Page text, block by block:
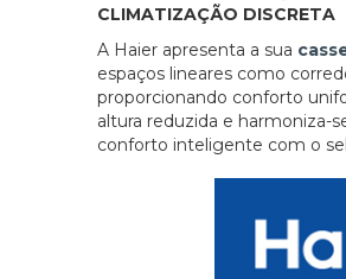
CLIMATIZAÇÃO DISCRETA
A Haier apresenta a sua
espaços lineares como
proporcionando conforto
altura reduzida e harmoniza-
conforto inteligente com o